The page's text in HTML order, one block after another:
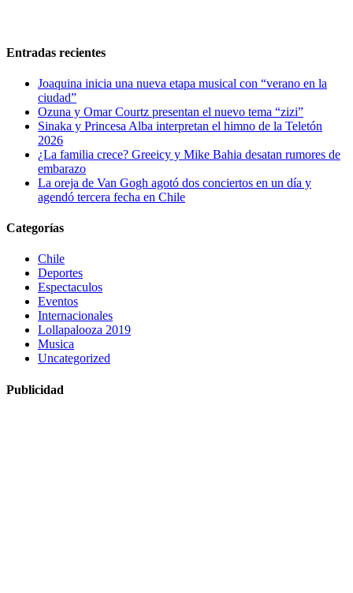
Entradas recientes
Joaquina inicia una nueva etapa musical con “verano en la
ciudad”
Ozuna y Omar Courtz presentan el nuevo tema “zizi”
Sinaka y Princesa Alba interpretan el himno de la Teletón
2026
¿La familia crece? Greeicy y Mike Bahia desatan rumores de
embarazo
La oreja de Van Gogh agotó dos conciertos en un día y
agendó tercera fecha en Chile
Categorías
Chile
Deportes
Espectaculos
Eventos
Internacionales
Lollapalooza 2019
Musica
Uncategorized
Publicidad